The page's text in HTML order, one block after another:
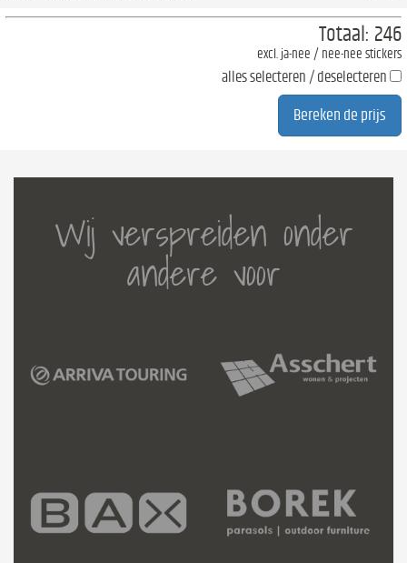
Totaal: 246
excl. ja-nee / nee-nee stickers
alles selecteren / deselecteren
Wij verspreiden onder
andere voor